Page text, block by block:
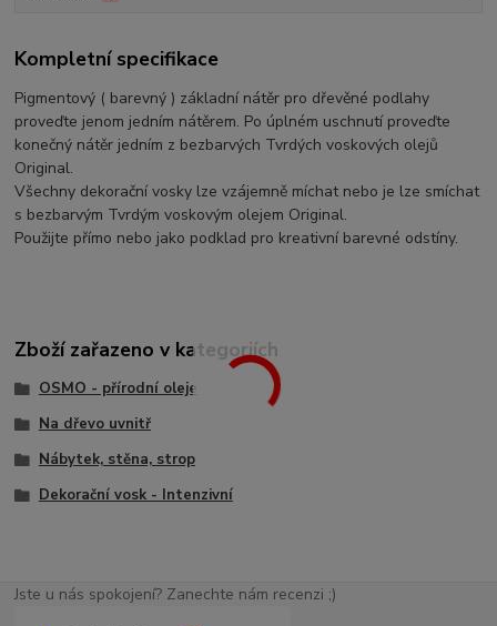
Kompletní specifikace
Pigmentový ( barevný ) základní nátěr pro dřevěné podlahy
proveďte jenom jedním nátěrem. Po úplném uschnutí proveďte
konečný nátěr jedním z bezbarvých Tvrdých voskových olejů
Original.
Všechny dekorační vosky lze vzájemně míchat nebo je lze smíchat
s bezbarvým Tvrdým voskovým olejem Original.
Použijte přímo nebo jako podklad pro kreativní barevné odstíny.
Zboží zařazeno v kategoriích
OSMO - přírodní oleje
Na dřevo uvnitř
Nábytek, stěna, strop
Dekorační vosk - Intenzivní
Jste u nás spokojení? Zanechte nám recenzi ;)